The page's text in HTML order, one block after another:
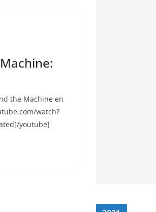
the Machine en
watch?
youtube]